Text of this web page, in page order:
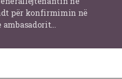
për konfirmimin në
ambasadorit…